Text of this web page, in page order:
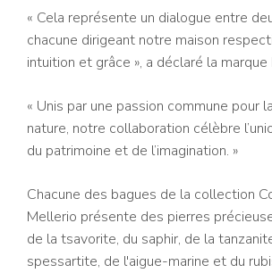
« Cela représente un dialogue entre
chacune dirigeant notre maison
intuition et grâce », a déclaré la
« Unis par une passion commune pour
nature, notre collaboration célèbre
du patrimoine et de l’imagination. »
Chacune des bagues de la collection
Mellerio présente des pierres
de la tsavorite, du saphir, de la
spessartite, de l'aigue-marine et du